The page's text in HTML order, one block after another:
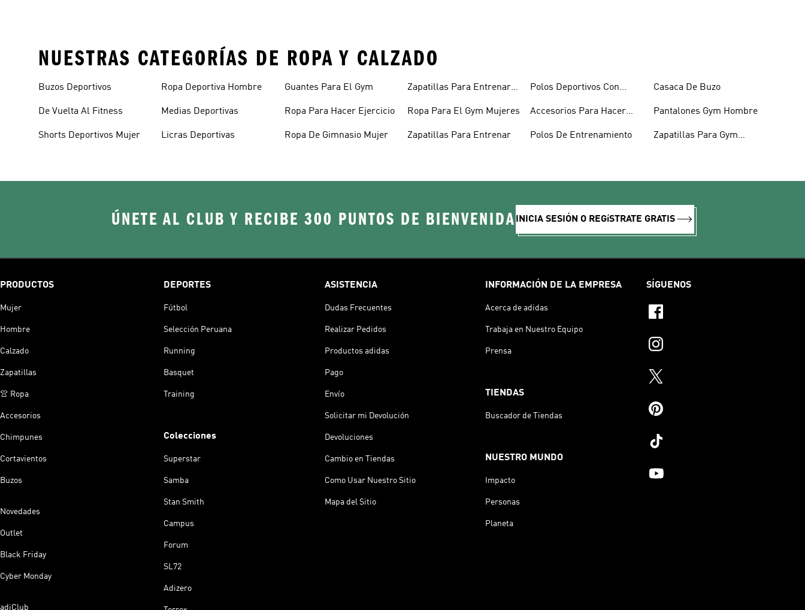
NUESTRAS CATEGORÍAS DE ROPA Y CALZADO
Buzos Deportivos
De Vuelta Al Fitness
Shorts Deportivos Mujer
Ropa Deportiva Hombre
Medias Deportivas
Licras Deportivas
Guantes Para El Gym
Ropa Para Hacer Ejercicio
Ropa De Gimnasio Mujer
Zapatillas Para Entrenar
Ropa Para El Gym Mujeres
Zapatillas Para Entrenar
Polos Deportivos Con
Accesorios Para Hacer
Polos De Entrenamiento
Casaca De Buzo
Pantalones Gym Hombre
Zapatillas Para Gym
ÚNETE AL CLUB Y RECIBE 300 PUNTOS DE BIENVENIDA INICIA SESIÓN O REGíSTRATE GRATIS
PRODUCTOS
Mujer
Hombre
Calzado
Zapatillas
👚 Ropa
Accesorios
Chimpunes
Cortavientos
Buzos
Novedades
Outlet
Black Friday
Cyber Monday
adiClub
DEPORTES
Fútbol
Selección Peruana
Running
Basquet
Training
Colecciones
Superstar
Samba
Stan Smith
Campus
Forum
SL72
Adizero
ASISTENCIA
Dudas Frecuentes
Realizar Pedidos
Productos adidas
Pago
Envío
Solicitar mi Devolución
Devoluciones
Cambio en Tiendas
Como Usar Nuestro Sitio
Mapa del Sitio
INFORMACIÓN DE LA EMPRESA
Acerca de adidas
Trabaja en Nuestro Equipo
Prensa
TIENDAS
Buscador de Tiendas
NUESTRO MUNDO
Impacto
Personas
Planeta
SÍGUENOS